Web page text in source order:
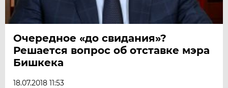
Очередное «до свидания»?
Решается вопрос об отставке мэра
Бишкека
18.07.2018 11:53